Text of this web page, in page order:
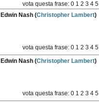
vota questa frase: 0 1 2 3 4 5
Nash (Christopher Lambert)
vota questa frase: 0 1 2 3 4 5
Nash (Christopher Lambert)
vota questa frase: 0 1 2 3 4 5